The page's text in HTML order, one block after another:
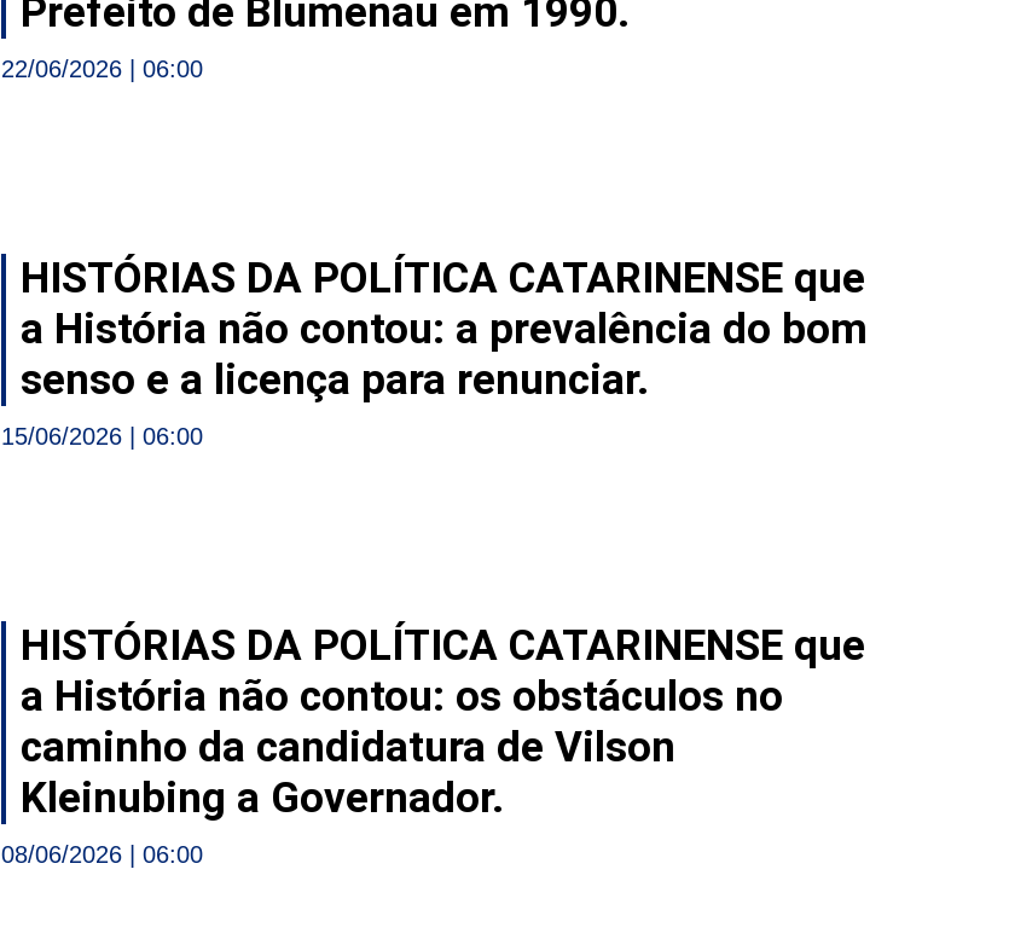
Prefeito de Blumenau em 1990.
22/06/2026 06:00
HISTÓRIAS DA POLÍTICA CATARINENSE que
a História não contou: a prevalência do bom
senso e a licença para renunciar.
15/06/2026 06:00
HISTÓRIAS DA POLÍTICA CATARINENSE que
a História não contou: os obstáculos no
caminho da candidatura de Vilson
Kleinubing a Governador.
08/06/2026 06:00